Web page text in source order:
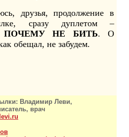
продолжение в
сразу дуплетом –
ПОЧЕМУ НЕ БИТЬ. О
обещал, не забудем.
Владимир Леви,
врач